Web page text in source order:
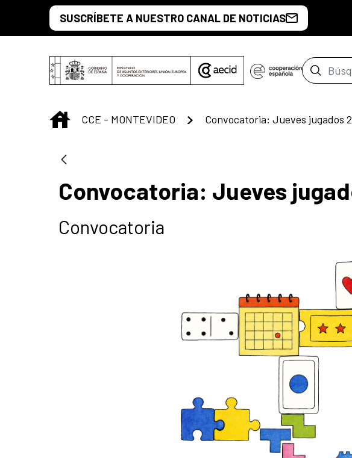
Saltar al contenido principal
SUSCRÍBETE A NUESTRO CANAL DE NOTICIAS
Barra
INICIO
CCE - MONTEVIDEO Convocatoria: Jueves jugados
Convocatoria: Jueves
Convocatoria